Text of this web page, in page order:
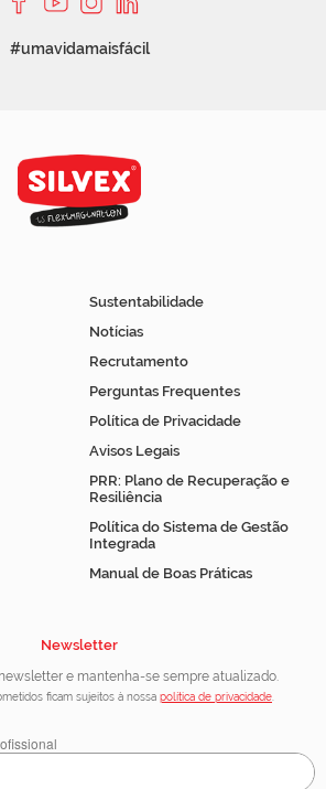
#umavidamaisfácil
Sustentabilidade
Notícias
Recrutamento
Perguntas Frequentes
Política de Privacidade
Avisos Legais
PRR: Plano de Recuperação e
Resiliência
Política do Sistema de Gestão
Integrada
Manual de Boas Práticas
Newsletter
e mantenha-se sempre atualizado.
ficam sujeitos à nossa política de privacidade